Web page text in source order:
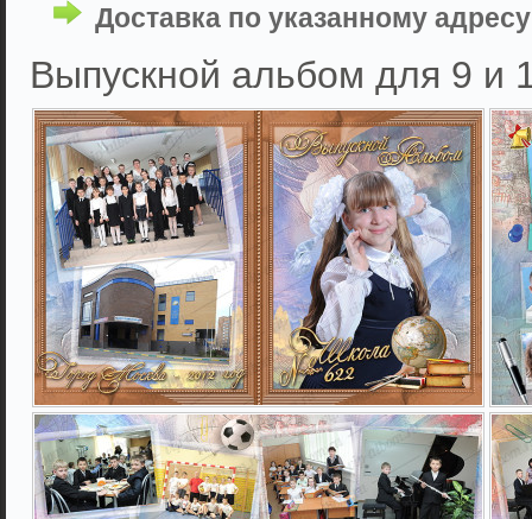
Доставка по указанному
Выпускной альбом для 9 и